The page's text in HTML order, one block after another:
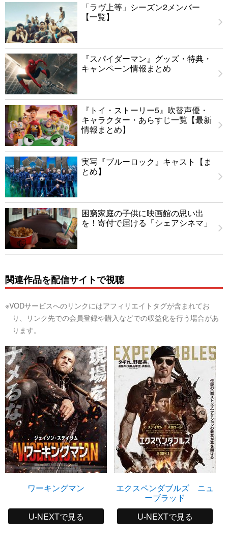
「ラヴ上等」シーズン2メンバー
【一覧】
『スパイダーマン』グッズ・特典・
キャンペーン情報まとめ
『トイ・ストーリー5』吹替声優・
キャラクター・あらすじ一覧【最新
情報まとめ】
実写『ブルーロック』キャスト【ま
とめ】
困窮家庭の子供に映画館の思い出
を！寄付で届ける「シェアシネマ」
関連作品を配信サイトで視聴
※VODサービスへのリンクにはアフィリエイトタグが含まれてお
り、リンク先での会員登録や購入などでの収益化を行う場合があ
ります。
ワーキングマン
U-NEXTで見る
エクスペンダブルズ ニュ
ーブラッド
U-NEXTで見る